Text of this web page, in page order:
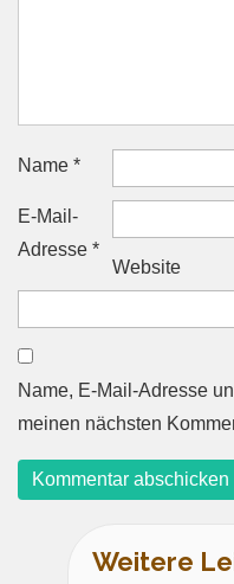
Name *
E-Mail-
Adresse *
Website
Name, E-Mail-Adresse
meinen nächsten
Weitere